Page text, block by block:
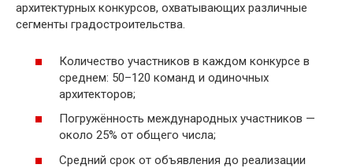
архитектурных конкурсов, охватывающих различные
сегменты градостроительства.
Количество участников в каждом конкурсе в
среднем: 50–120 команд и одиночных
архитекторов;
Погружённость международных участников —
около 25% от общего числа;
Средний срок от объявления до реализации